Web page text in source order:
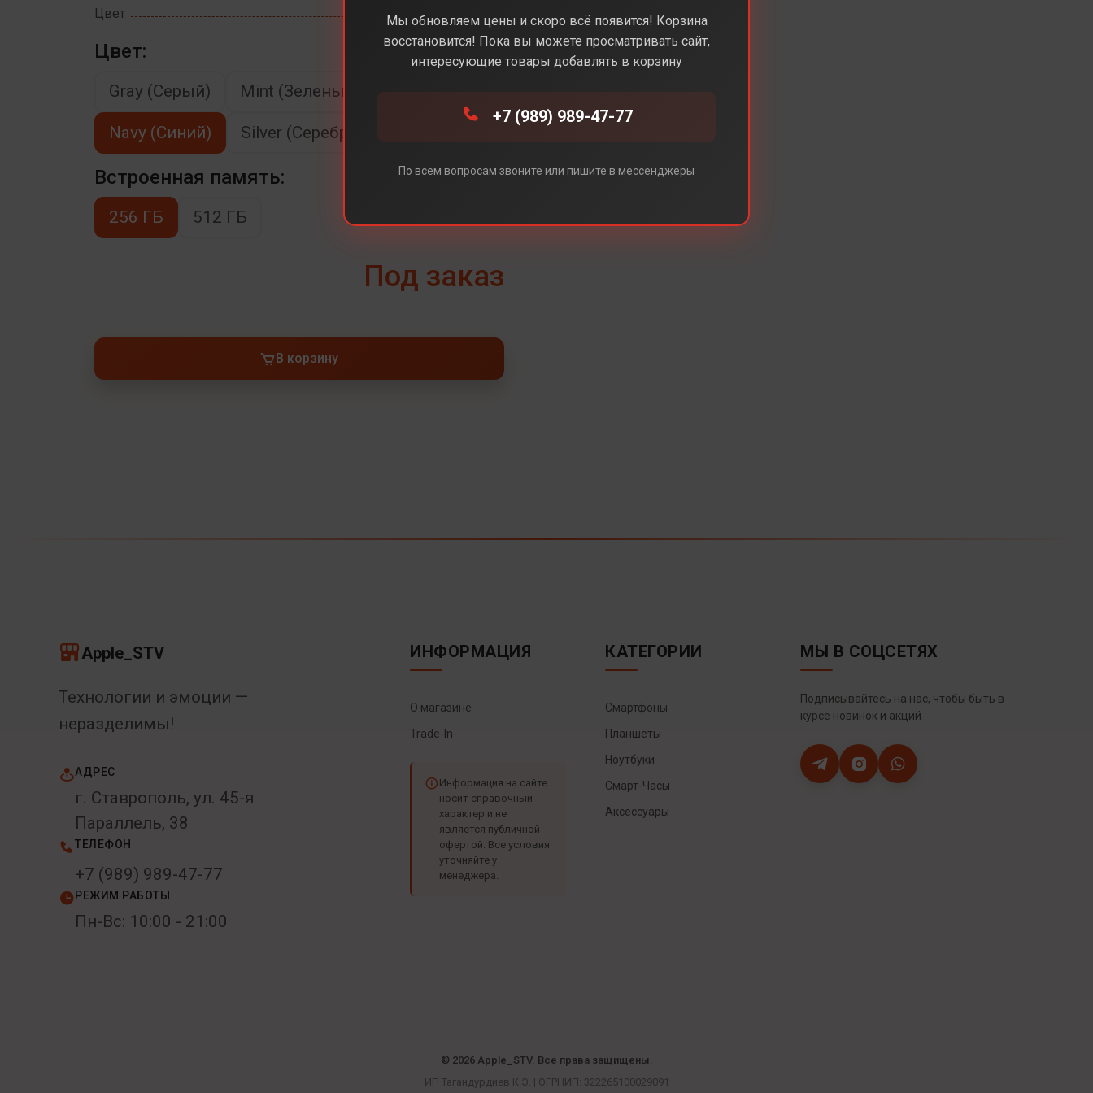
Цвет
Цвет:
Gray (Серый) Mint (Зеленый)
Navy (Синий) Silver (Серебряный)
Встроенная память:
256 ГБ 512 ГБ
Под заказ
В корзину
Apple_STV
Технологии и эмоции —
неразделимы!
АДРЕС
г. Ставрополь, ул. 45-я
Параллель, 38
ТЕЛЕФОН
+7 (989) 989-47-77
РЕЖИМ РАБОТЫ
Пн-Вс: 10:00 - 21:00
ИНФОРМАЦИЯ
О магазине
Trade-In
Информация на сайте
носит справочный
характер и не
является публичной
офертой. Все условия
уточняйте у
менеджера.
КАТЕГОРИИ
Смартфоны
Планшеты
Ноутбуки
Смарт-Часы
Аксессуары
МЫ В СОЦСЕТЯХ
Подписывайтесь на нас, чтобы быть в
курсе новинок и акций
© 2026 Apple_STV. Все права защищены.
ИП Тагандурдиев К.Э. | ОГРНИП: 322265100029091
Мы обновляем цены и скоро всё появится! Корзина
восстановится! Пока вы можете просматривать сайт,
интересующие товары добавлять в корзину
+7 (989) 989-47-77
По всем вопросам звоните или пишите в мессенджеры